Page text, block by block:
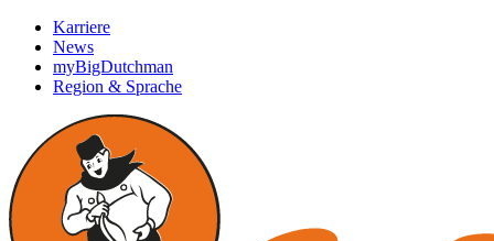
Karriere
News
myBigDutchman
Region & Sprache